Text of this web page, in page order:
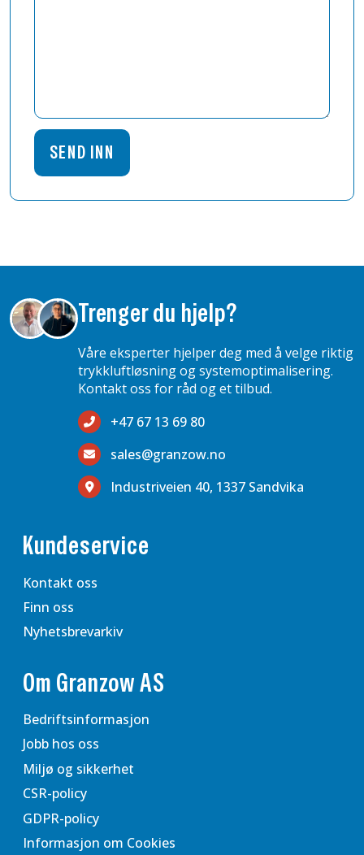
Trenger du hjelp?
Våre eksperter hjelper deg med å velge riktig
trykkluftløsning og systemoptimalisering.
Kontakt oss for råd og et tilbud.
+47 67 13 69 80
sales@granzow.no
Industriveien 40, 1337 Sandvika
Kundeservice
Kontakt oss
Finn oss
Nyhetsbrevarkiv
Om Granzow AS
Bedriftsinformasjon
Jobb hos oss
Miljø og sikkerhet
CSR-policy
GDPR-policy
Informasjon om Cookies